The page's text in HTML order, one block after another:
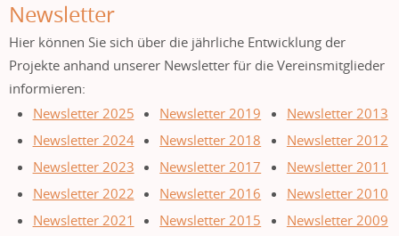
Newsletter
Hier können Sie sich über die jährliche Entwicklung der
Projekte anhand unserer Newsletter für die Vereinsmitglieder
informieren:
Newsletter 2025
Newsletter 2024
Newsletter 2023
Newsletter 2022
Newsletter 2021
Newsletter 2019
Newsletter 2018
Newsletter 2017
Newsletter 2016
Newsletter 2015
Newsletter 2013
Newsletter 2012
Newsletter 2011
Newsletter 2010
Newsletter 2009